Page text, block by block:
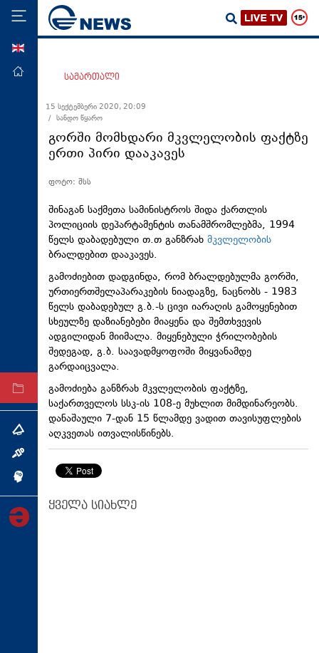
მთავარი
ეკონომიკა
მსოფლიო
სამართალი
თავდაცვა
რეგიონი
კულტურა
სპორტი
ტექნოლოგიები
ტაბლოიდი
არქივი
თემა
ინქვიზიცია
სამართალი
15 სექტემბერი 2020, 20:09
/ სანდო წყარო
გორში მომხდარი მკვლელობის ფაქტზე
ერთი პირი დააკავეს
ფოტო: შსს
შინაგან საქმეთა სამინისტროს შიდა ქართლის
პოლიციის დეპარტამენტის თანამშრომლებმა, 1994
წელს დაბადებული თ.თ განზრახ მკვლელობის
ბრალდებით დააკავეს.
გამოძიებით დადგინდა, რომ ბრალდებულმა გორში,
ურთიერთშელაპარაკების ნიადაგზე, ნაცნობს - 1983
წელს დაბადებულ გ.ბ.-ს ცივი იარაღის გამოყენებით
სხეულზე დაზიანებები მიაყენა და შემთხვევის
ადგილიდან მიიმალა. მიყენებული ჭრილობების
შედეგად, გ.ბ. საავადმყოფოში მიყვანამდე
გარდაიცვალა.
გამოძიება განზრახ მკვლელობის ფაქტზე,
საქართველოს სსკ-ის 108-ე მუხლით მიმდინარეობს.
დანაშაული 7-დან 15 წლამდე ვადით თავისუფლების
აღკვეთას ითვალისწინებს.
ყველა სიახლე